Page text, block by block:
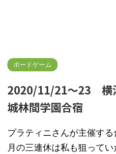
ボードゲーム
2020/11/21～23 横
城林間学園合宿
プラティニさんが主催す
月の三連休は私も狙って